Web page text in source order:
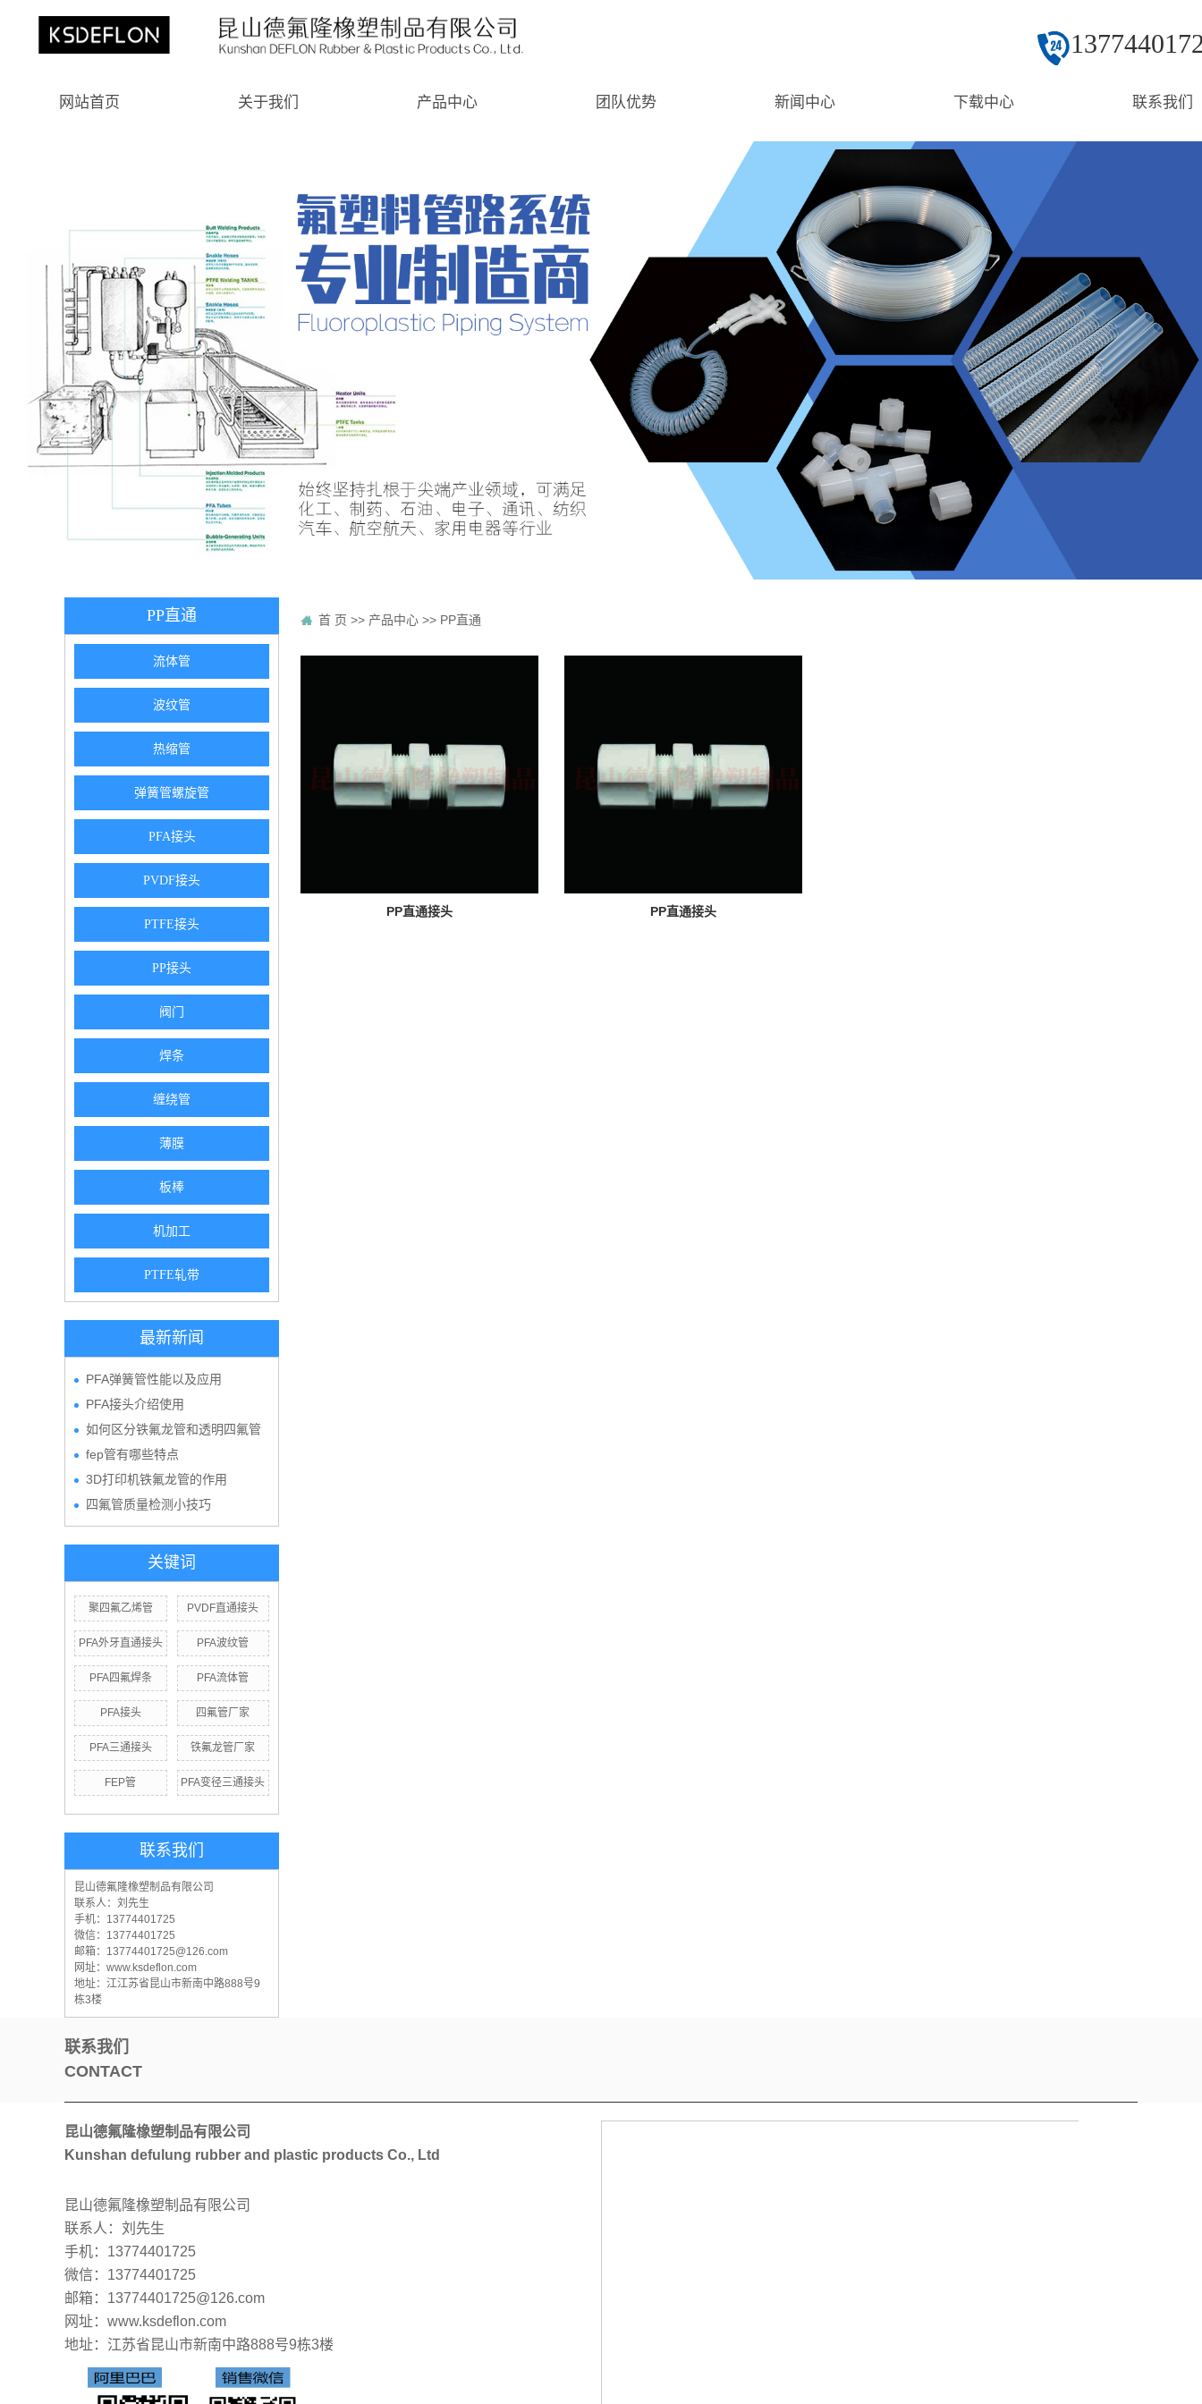
网站首页 关于我们 产品中心 团队优势 新闻中心 下载中心 联系我们
PP直通
流体管
波纹管
热缩管
弹簧管螺旋管
PFA接头
PVDF接头
PTFE接头
PP接头
阀门
焊条
缠绕管
薄膜
板棒
机加工
PTFE轧带
最新新闻
PFA弹簧管性能以及应用
PFA接头介绍使用
如何区分铁氟龙管和透明四氟管
fep管有哪些特点
3D打印机铁氟龙管的作用
四氟管质量检测小技巧
关键词
聚四氟乙烯管 PVDF直通接头
PFA外牙直通接头 PFA波纹管
PFA四氟焊条 PFA流体管
PFA接头 四氟管厂家
PFA三通接头 铁氟龙管厂家
FEP管 PFA变径三通接头
联系我们
昆山德氟隆橡塑制品有限公司
联系人：刘先生
手机：13774401725
微信：13774401725
邮箱：13774401725@126.com
网址：www.ksdeflon.com
地址：江江苏省昆山市新南中路888号9
栋3楼
首 页 >> 产品中心 >> PP直通
PP直通接头 PP直通接头
联系我们
CONTACT
昆山德氟隆橡塑制品有限公司
Kunshan defulung rubber and plastic products Co., Ltd
昆山德氟隆橡塑制品有限公司
联系人：刘先生
手机：13774401725
微信：13774401725
邮箱：13774401725@126.com
网址：www.ksdeflon.com
地址： 江苏省昆山市新南中路888号9栋3楼